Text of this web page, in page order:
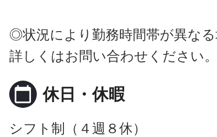
◎状況により勤務時間帯が異な
詳しくはお問い合わせください
calendar_today 休日・休暇
シフト制（４週８休）